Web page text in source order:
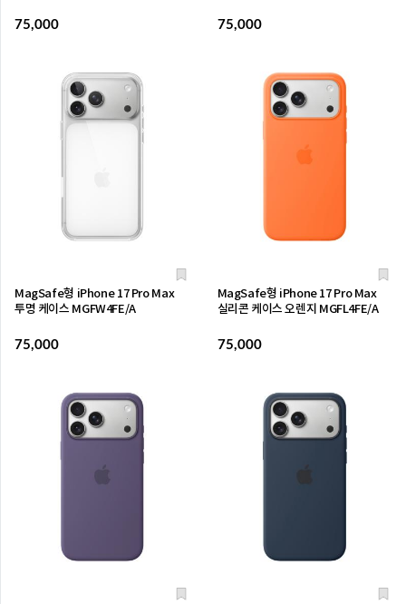
75,000 75,000
MagSafe형 iPhone 17 Pro Max
투명 케이스 MGFW4FE/A
75,000
MagSafe형 iPhone 17 Pro Max
실리콘 케이스 오렌지 MGFL4FE/A
75,000